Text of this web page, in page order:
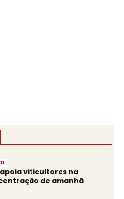
apoia viticultores na
de amanhã